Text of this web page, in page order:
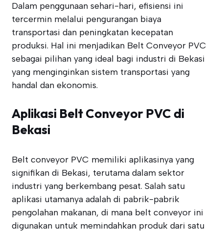
Dalam penggunaan sehari-hari, efisiensi ini
tercermin melalui pengurangan biaya
transportasi dan peningkatan kecepatan
produksi. Hal ini menjadikan Belt Conveyor PVC
sebagai pilihan yang ideal bagi industri di Bekasi
yang menginginkan sistem transportasi yang
handal dan ekonomis.
Aplikasi Belt Conveyor PVC di
Bekasi
Belt conveyor PVC memiliki aplikasinya yang
signifikan di Bekasi, terutama dalam sektor
industri yang berkembang pesat. Salah satu
aplikasi utamanya adalah di pabrik-pabrik
pengolahan makanan, di mana belt conveyor ini
digunakan untuk memindahkan produk dari satu